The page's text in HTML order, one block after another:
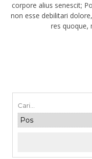
corpore alius senescit;
non esse debilitari
res quoque,